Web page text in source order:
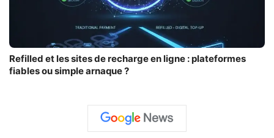
Refilled et les sites de recharge en ligne : plateformes
fiables ou simple arnaque ?